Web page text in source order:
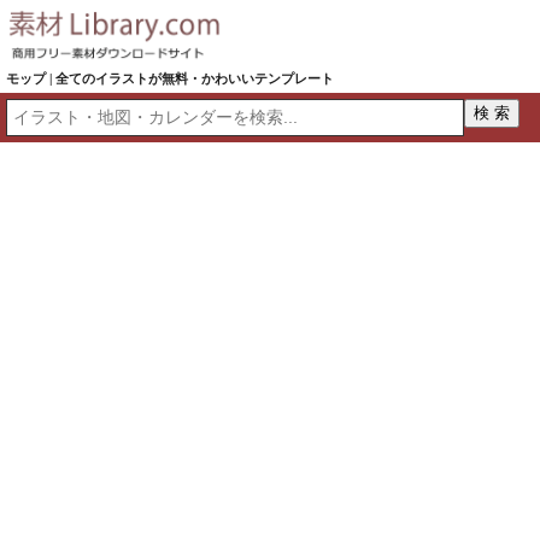
モップ | 全てのイラストが無料・かわいいテンプレート